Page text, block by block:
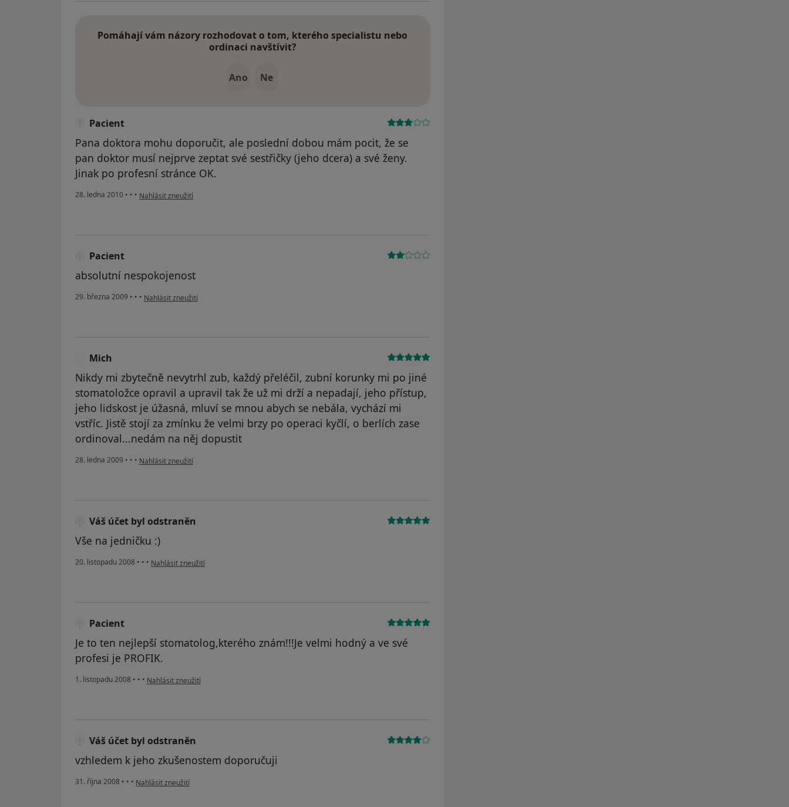
Pomáhají vám názory rozhodovat o tom, kterého specialistu nebo
ordinaci navštívit?
Ano Ne
Pacient
Pana doktora mohu doporučit, ale poslední dobou mám pocit, že se
pan doktor musí nejprve zeptat své sestřičky (jeho dcera) a své ženy.
Jinak po profesní stránce OK.
28. ledna 2010 • • • podle názoru uživatele Pacient
Nahlásit zneužití
Pacient
absolutní nespokojenost
29. března 2009 • • • podle názoru uživatele Pacient
Nahlásit zneužití
Mich
Nikdy mi zbytečně nevytrhl zub, každý přeléčil, zubní korunky mi po jiné
stomatoložce opravil a upravil tak že už mi drží a nepadají, jeho přístup,
jeho lidskost je úžasná, mluví se mnou abych se nebála, vychází mi
vstříc. Jistě stojí za zmínku že velmi brzy po operaci kyčlí, o berlích zase
ordinoval...nedám na něj dopustit
28. ledna 2009 • • • podle názoru uživatele Mich
Nahlásit zneužití
Váš účet byl odstraněn
Vše na jedničku :)
20. listopadu 2008 • • • podle názoru uživatele Váš účet byl odstraněn
Nahlásit zneužití
Pacient
Je to ten nejlepší stomatolog,kterého znám!!!Je velmi hodný a ve své
profesi je PROFIK.
1. listopadu 2008 • • • podle názoru uživatele Pacient
Nahlásit zneužití
Váš účet byl odstraněn
vzhledem k jeho zkušenostem doporučuji
31. října 2008 • • • podle názoru uživatele Váš účet byl odstraněn
Nahlásit zneužití